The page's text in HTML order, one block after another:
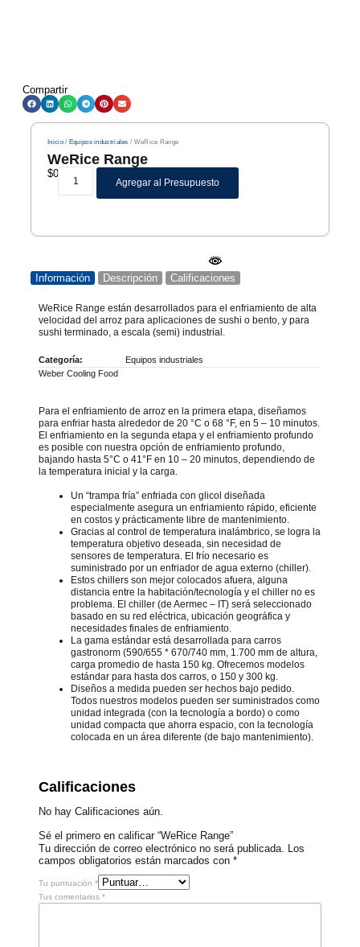
Compartir
Inicio/ Equipos industriales / WeRice Range
WeRice Range
$0
Agregar al Presupuesto
Información Descripción Calificaciones
WeRice Range están desarrollados para el enfriamiento de alta
velocidad del arroz para aplicaciones de sushi o bento, y para
sushi terminado, a escala (semi) industrial.
Categoría:
Equipos industriales
Weber Cooling Food
Para el enfriamiento de arroz en la primera etapa, diseñamos
para enfriar hasta alrededor de 20 °C o 68 °F, en 5 – 10 minutos.
El enfriamiento en la segunda etapa y el enfriamiento profundo
es posible con nuestra opción de enfriamiento profundo,
bajando hasta 5°C o 41°F en 10 – 20 minutos, dependiendo de
la temperatura inicial y la carga.
Un “trampa fría” enfriada con glicol diseñada
especialmente asegura un enfriamiento rápido, eficiente
en costos y prácticamente libre de mantenimiento.
Gracias al control de temperatura inalámbrico, se logra la
temperatura objetivo deseada, sin necesidad de
sensores de temperatura. El frío necesario es
suministrado por un enfriador de agua externo (chiller).
Estos chillers son mejor colocados afuera, alguna
distancia entre la habitación/tecnología y el chiller no es
problema. El chiller (de Aermec – IT) será seleccionado
basado en su red eléctrica, ubicación geográfica y
necesidades finales de enfriamiento.
La gama estándar está desarrollada para carros
gastronorm (590/655 * 670/740 mm, 1.700 mm de altura,
carga promedio de hasta 150 kg. Ofrecemos modelos
estándar para hasta dos carros, o 150 y 300 kg.
Diseños a medida pueden ser hechos bajo pedido.
Todos nuestros modelos pueden ser suministrados como
unidad integrada (con la tecnología a bordo) o como
unidad compacta que ahorra espacio, con la tecnología
colocada en un área diferente (de bajo mantenimiento).
Calificaciones
No hay Calificaciones aún.
Sé el primero en calificar “WeRice Range”
Tu dirección de correo electrónico no será publicada. Los
campos obligatorios están marcados con *
Tu puntuación *
Tus comentarios *